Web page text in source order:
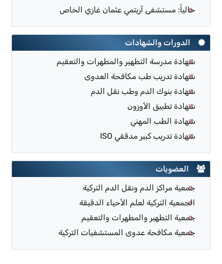
حالياً: مستشفى أريتمي عثمان غازي الخاص
الدورات والشهادات
شهادة مدرسة التطهير والمطهرات والتعقيم
شهادة تدريب طب مكافحة العدوى
شهادة بنوك الدم وطب نقل الدم
شهادة تطبيق الأوزون
شهادة الطب المهني
شهادة تدريب كبير مدققي ISO
العضويات
جمعية مراكز الدم ونقل الدم التركية
الجمعية التركية لعلم الأحياء الدقيقة
جمعية التطهير والمطهرات والتعقيم
جمعية مكافحة عدوى المستشفيات التركية